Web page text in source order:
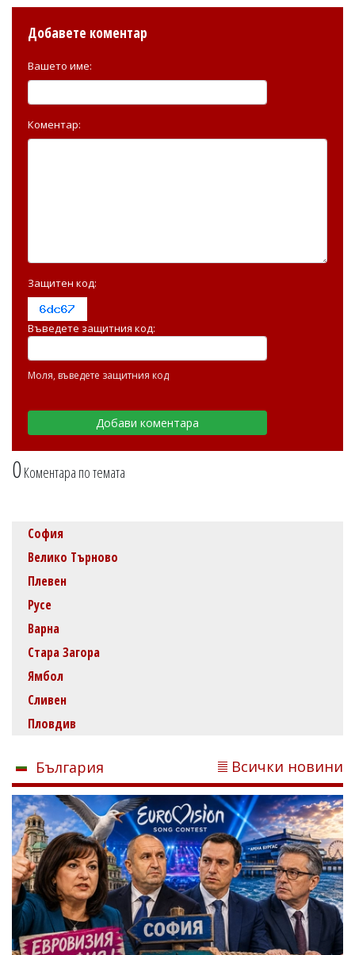
0Коментара по темата
Добавете коментар
Вашето име:
Коментар:
Защитен код:
Въведете защитния код:
Моля, въведете защитния код
София
Велико Търново
Плевен
Русе
Варна
Стара Загора
Ямбол
Сливен
Пловдив
България Всички новини